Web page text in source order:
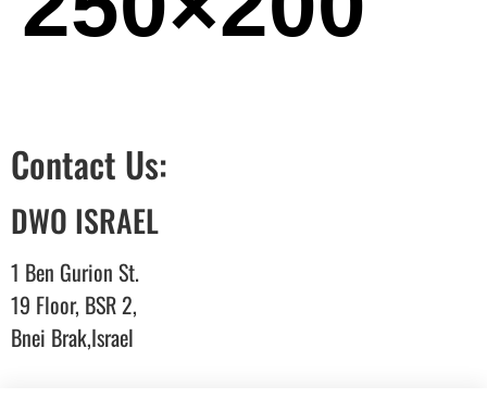
Contact Us:
DWO ISRAEL
1 Ben Gurion St.
19 Floor, BSR 2,
Bnei Brak,Israel